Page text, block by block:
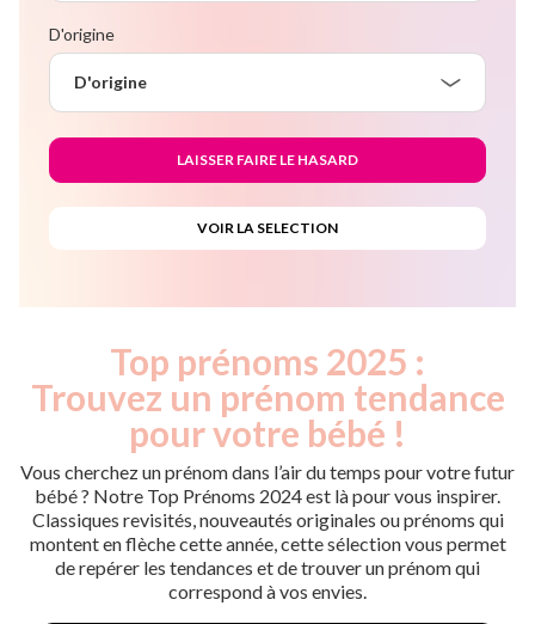
D'origine
D'origine
Top prénoms 2025 :
Trouvez un prénom tendance
pour votre bébé !
Vous cherchez un prénom dans l’air du temps pour votre futur
bébé ? Notre Top Prénoms 2024 est là pour vous inspirer.
Classiques revisités, nouveautés originales ou prénoms qui
montent en flèche cette année, cette sélection vous permet
de repérer les tendances et de trouver un prénom qui
correspond à vos envies.